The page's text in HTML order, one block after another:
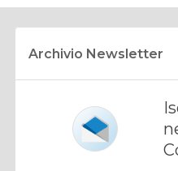
Archivio Newsletter